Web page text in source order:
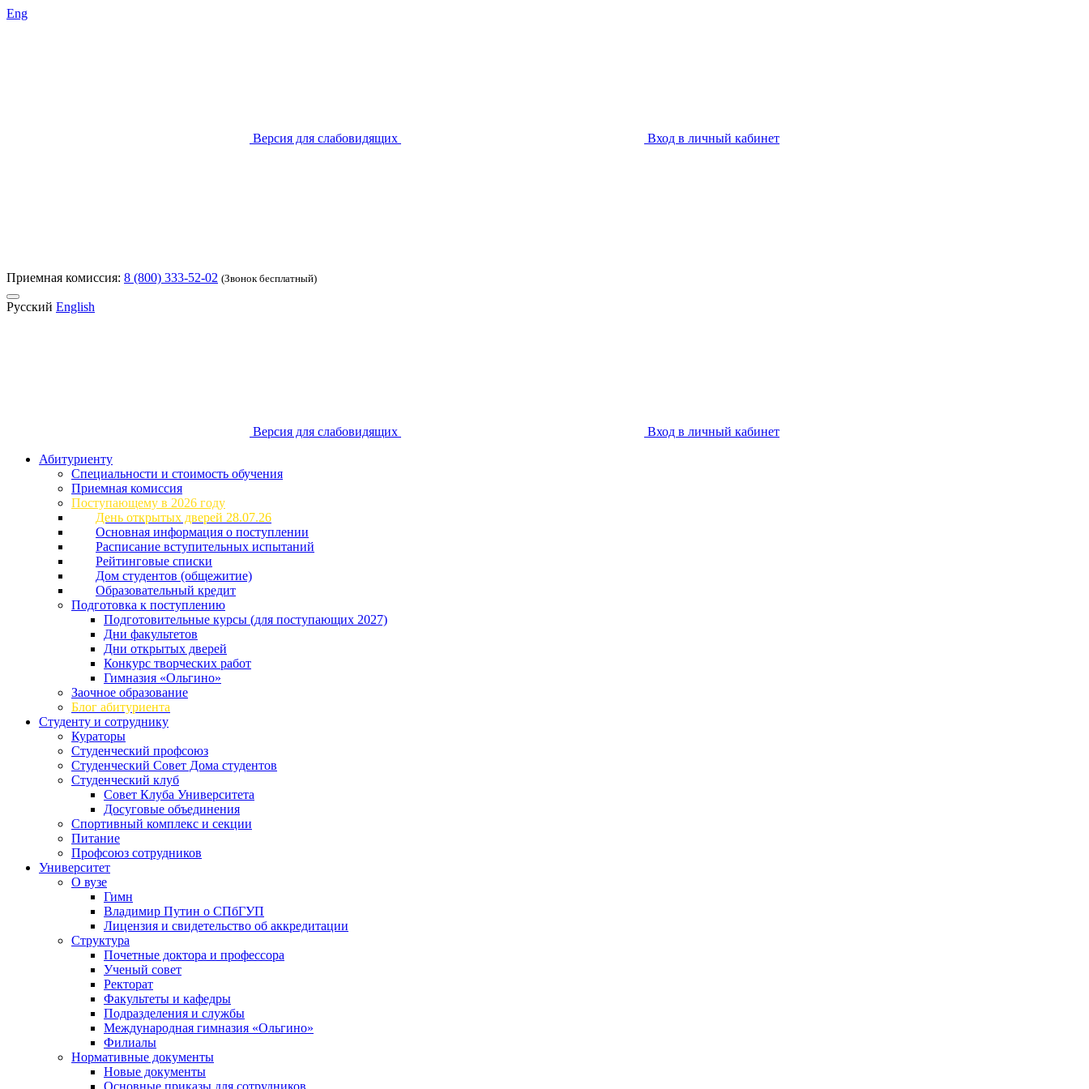
Eng
Версия для слабовидящих Вход в личный кабинет
Приемная комиссия: 8 (800) 333-52-02 (Звонок бесплатный)
Русский English
Версия для слабовидящих
Вход в личный кабинет
Абитуриенту
Специальности и стоимость обучения
Приемная комиссия
Поступающему в 2026 году
День открытых дверей 28.07.26
Основная информация о поступлении
Расписание вступительных испытаний
Рейтинговые списки
Дом студентов (общежитие)
Образовательный кредит
Подготовка к поступлению
Подготовительные курсы (для поступающих 2027)
Дни факультетов
Дни открытых дверей
Конкурс творческих работ
Гимназия «Ольгино»
Заочное образование
Блог абитуриента
Студенту и сотруднику
Кураторы
Студенческий профсоюз
Студенческий Совет Дома студентов
Студенческий клуб
Совет Клуба Университета
Досуговые объединения
Спортивный комплекс и секции
Питание
Профсоюз сотрудников
Университет
О вузе
Гимн
Владимир Путин о СПбГУП
Лицензия и свидетельство об аккредитации
Структура
Почетные доктора и профессора
Ученый совет
Ректорат
Факультеты и кафедры
Подразделения и службы
Международная гимназия «Ольгино»
Филиалы
Нормативные документы
Новые документы
Основные приказы для сотрудников